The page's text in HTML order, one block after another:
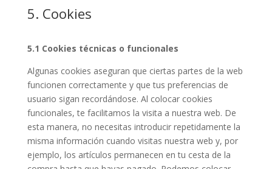
5. Cookies
5.1 Cookies técnicas o funcionales
Algunas cookies aseguran que ciertas partes de la web
funcionen correctamente y que tus preferencias de
usuario sigan recordándose. Al colocar cookies
funcionales, te facilitamos la visita a nuestra web. De
esta manera, no necesitas introducir repetidamente la
misma información cuando visitas nuestra web y, por
ejemplo, los artículos permanecen en tu cesta de la